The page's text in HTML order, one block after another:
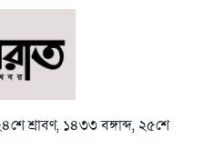
শ্রাবণ, ১৪৩৩ বঙ্গাব্দ, ২৫শে